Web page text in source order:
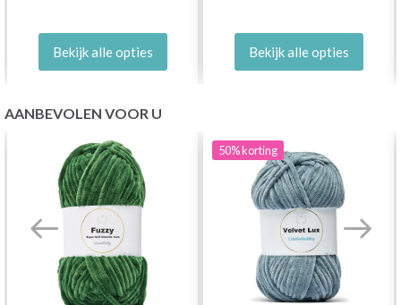
Bekijk alle opties Bekijk alle opties
AANBEVOLEN VOOR U
50%korting